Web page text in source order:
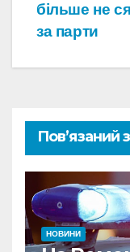
більше не
за парти
Пов’язаний
НОВИНИ